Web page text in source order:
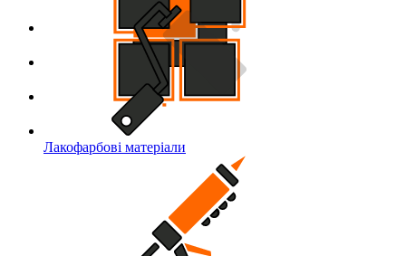
Лакофарбові матеріали